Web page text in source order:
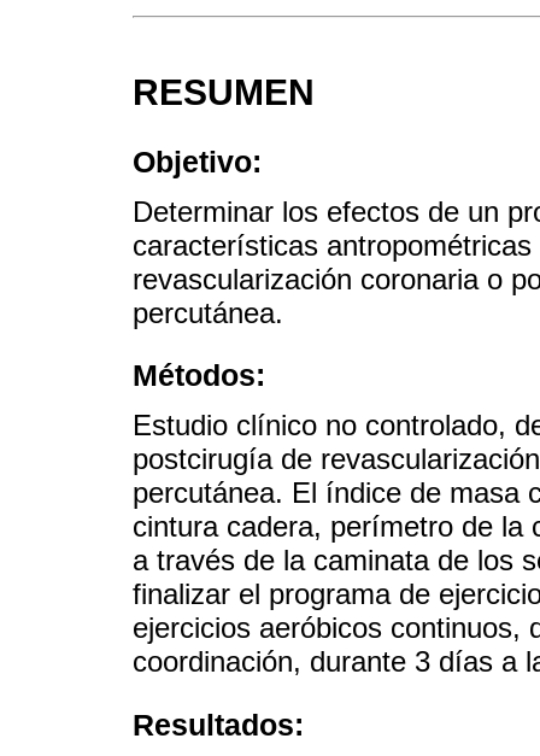
RESUMEN
Objetivo:
Determinar los efectos de un
características
revascularización coronaria o
percutánea.
Métodos:
Estudio clínico no controlado,
postcirugía de
percutánea. El índice de masa
cintura cadera, perímetro de la
a través de la caminata de los
finalizar el programa de
ejercicios aeróbicos continuos,
coordinación, durante 3 días a
Resultados: